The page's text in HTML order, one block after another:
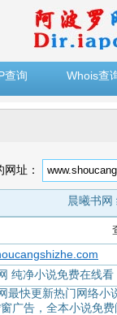
查询 Whois查
址：
晨曦书网
纯净小说免费在线看
最快更新热门网络小
广告，全本小说免